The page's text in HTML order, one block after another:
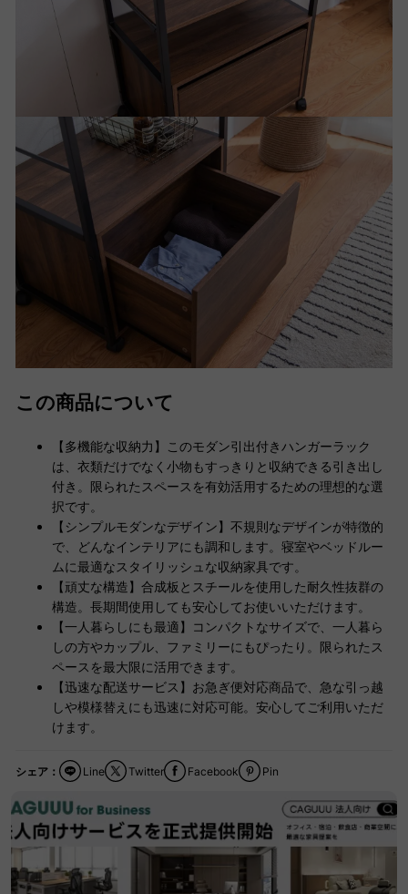
この商品について
【多機能な収納力】このモダン引出付きハンガーラック
は、衣類だけでなく小物もすっきりと収納できる引き出し
付き。限られたスペースを有効活用するための理想的な選
択です。
【シンプルモダンなデザイン】不規則なデザインが特徴的
で、どんなインテリアにも調和します。寝室やベッドルー
ムに最適なスタイリッシュな収納家具です。
【頑丈な構造】合成板とスチールを使用した耐久性抜群の
構造。長期間使用しても安心してお使いいただけます。
【一人暮らしにも最適】コンパクトなサイズで、一人暮ら
しの方やカップル、ファミリーにもぴったり。限られたス
ペースを最大限に活用できます。
【迅速な配送サービス】お急ぎ便対応商品で、急な引っ越
しや模様替えにも迅速に対応可能。安心してご利用いただ
けます。
シェア： Facebook
Twitter Pin
Line